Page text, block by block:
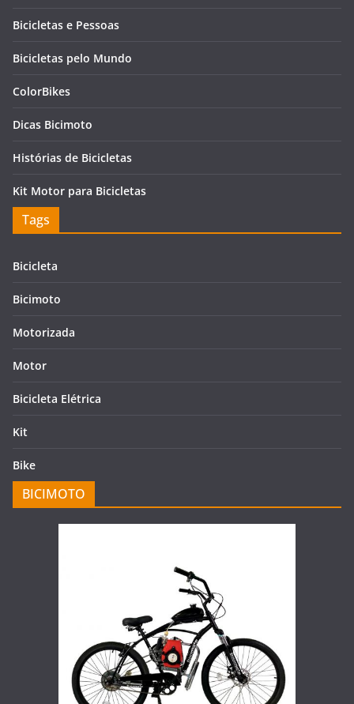
Bicicletas e Pessoas
Bicicletas pelo Mundo
ColorBikes
Dicas Bicimoto
Histórias de Bicicletas
Kit Motor para Bicicletas
Tags
Bicicleta
Bicimoto
Motorizada
Motor
Bicicleta Elétrica
Kit
Bike
BICIMOTO